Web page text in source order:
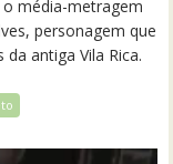
o média-metragem
personagem que
antiga Vila Rica.